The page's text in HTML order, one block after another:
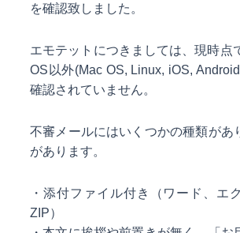
を確認致しました。
エモテットにつきましては、現時点
OS以外(Mac OS, Linux, iOS,
確認されていません。
不審メールにはいくつかの種類があ
があります。
・添付ファイル付き（ワード、エ
ZIP）